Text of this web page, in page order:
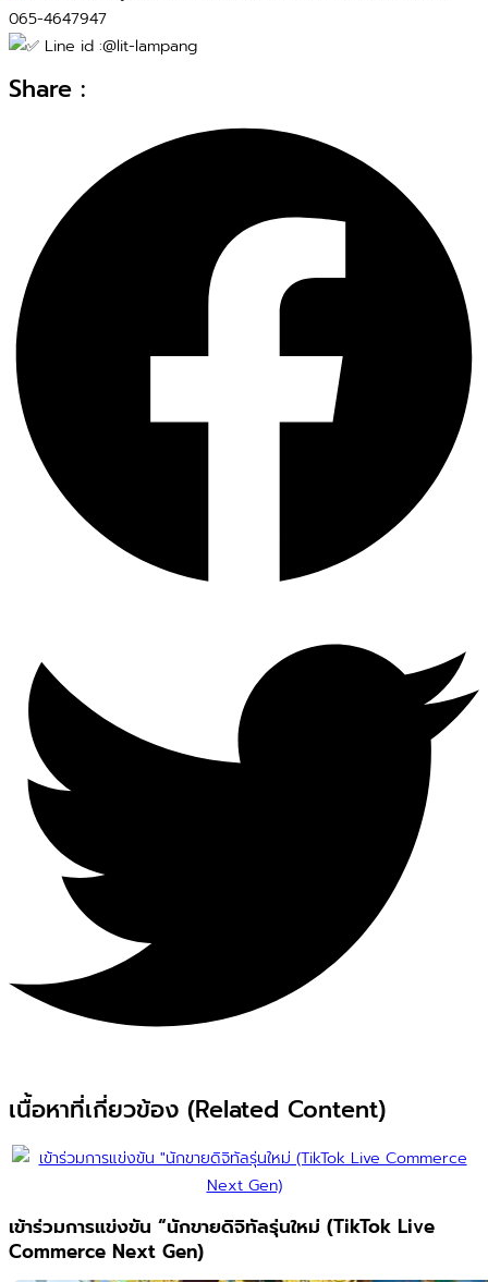
065-4647947
Line id :@lit-lampang
Share :
เนื้อหาที่เกี่ยวข้อง (Related Content)
เข้าร่วมการแข่งขัน “นักขายดิจิทัลรุ่นใหม่ (TikTok Live
Commerce Next Gen)